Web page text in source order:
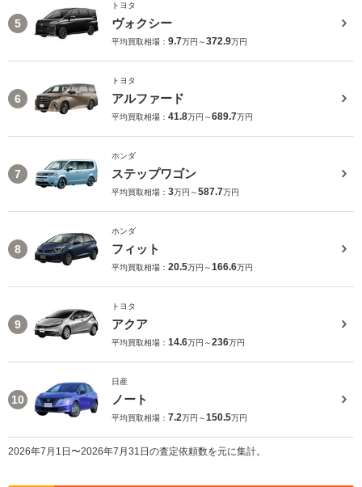
5
トヨタ
ヴォクシー
平均買取相場： 9.7万円～372.9万円
6
トヨタ
アルファード
平均買取相場： 41.8万円～689.7万円
7
ホンダ
ステップワゴン
平均買取相場： 3万円～587.7万円
8
ホンダ
フィット
平均買取相場： 20.5万円～166.6万円
9
トヨタ
アクア
平均買取相場： 14.6万円～236万円
10
日産
ノート
平均買取相場： 7.2万円～150.5万円
2026年7月1日〜2026年7月31日の査定依頼数を元に集計。